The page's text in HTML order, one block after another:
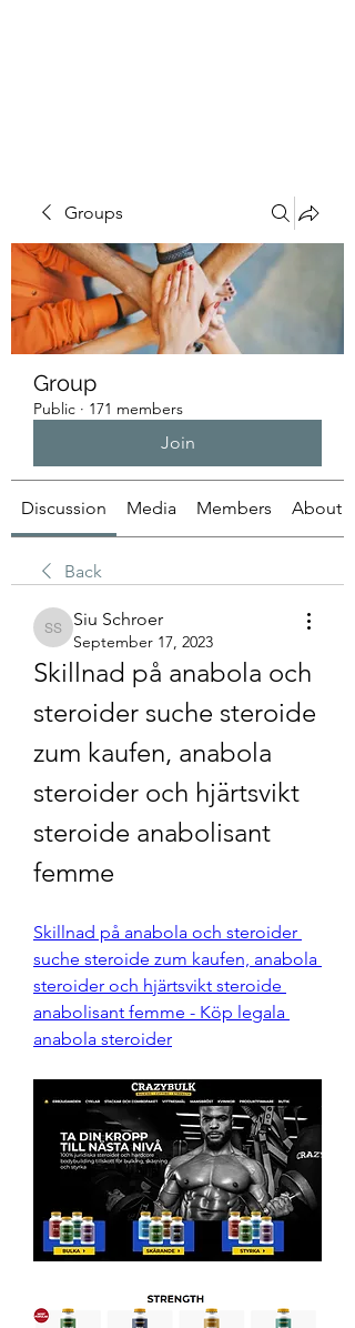
Groups
Group
Public · 171 members
Join
Discussion Media Members About
Back
Siu Schroer
Siu Schroer
September 17, 2023
Skillnad på anabola och
steroider suche steroide
zum kaufen, anabola
steroider och hjärtsvikt
steroide anabolisant
femme
Skillnad på anabola och steroider
suche steroide zum kaufen, anabola
steroider och hjärtsvikt steroide
anabolisant femme - Köp legala
anabola steroider